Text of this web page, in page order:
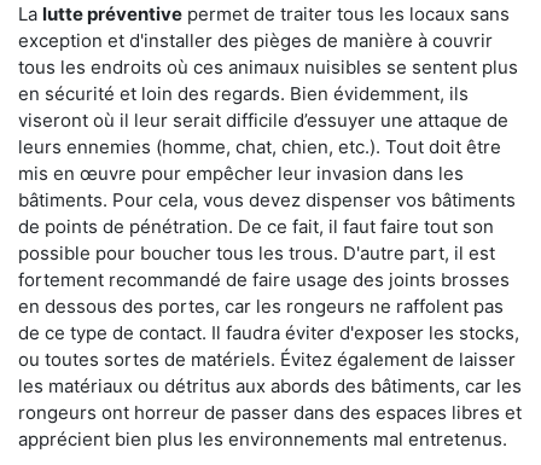
La lutte préventive permet de traiter tous les locaux sans
exception et d'installer des pièges de manière à couvrir
tous les endroits où ces animaux nuisibles se sentent plus
en sécurité et loin des regards. Bien évidemment, ils
viseront où il leur serait difficile d’essuyer une attaque de
leurs ennemies (homme, chat, chien, etc.). Tout doit être
mis en œuvre pour empêcher leur invasion dans les
bâtiments. Pour cela, vous devez dispenser vos bâtiments
de points de pénétration. De ce fait, il faut faire tout son
possible pour boucher tous les trous. D'autre part, il est
fortement recommandé de faire usage des joints brosses
en dessous des portes, car les rongeurs ne raffolent pas
de ce type de contact. Il faudra éviter d'exposer les stocks,
ou toutes sortes de matériels. Évitez également de laisser
les matériaux ou détritus aux abords des bâtiments, car les
rongeurs ont horreur de passer dans des espaces libres et
apprécient bien plus les environnements mal entretenus.